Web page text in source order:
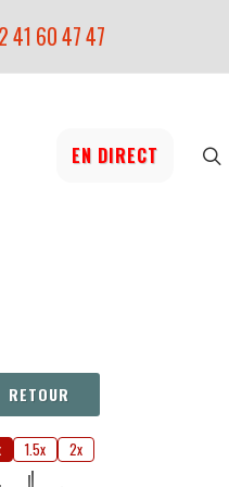
41 60 47 47
EN DIRECT
RETOUR
1.5x 2x